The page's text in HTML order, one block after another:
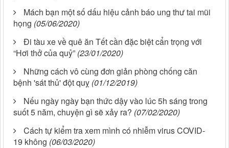
Mách bạn một số dấu hiệu cảnh báo ung thư tai mũi
họng (05/06/2020)
Đi tàu xe về quê ăn Tết cần đặc biệt cẩn trọng với
“Hơi thở của quỷ” (23/01/2020)
Những cách vô cùng đơn giản phòng chống căn
bệnh 'sát thủ' đột quỵ (01/12/2019)
Nếu ngày ngày bạn thức dậy vào lúc 5h sáng trong
suốt 5 năm, chuyện gì sẽ xảy ra? (07/02/2020)
Cách tự kiểm tra xem mình có nhiễm virus COVID-
19 không (06/03/2020)